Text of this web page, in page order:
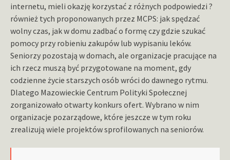
internetu, mieli okazję korzystać z różnych podpowiedzi ?
również tych proponowanych przez MCPS: jak spędzać
wolny czas, jak w domu zadbać o formę czy gdzie szukać
pomocy przy robieniu zakupów lub wypisaniu leków.
Seniorzy pozostają w domach, ale organizacje pracujące na
ich rzecz muszą być przygotowane na moment, gdy
codzienne życie starszych osób wróci do dawnego rytmu.
Dlatego Mazowieckie Centrum Polityki Społecznej
zorganizowało otwarty konkurs ofert. Wybrano w nim
organizacje pozarządowe, które jeszcze w tym roku
zrealizują wiele projektów sprofilowanych na seniorów.